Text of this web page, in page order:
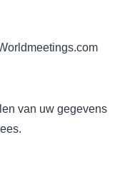
van uw gegevens